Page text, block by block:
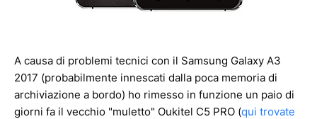
A causa di problemi tecnici con il Samsung Galaxy A3
2017 (probabilmente innescati dalla poca memoria di
archiviazione a bordo) ho rimesso in funzione un paio di
giorni fa il vecchio "muletto" Oukitel C5 PRO (qui trovate